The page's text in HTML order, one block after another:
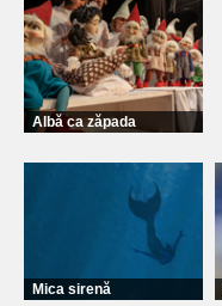
Albă ca zăpada
Mica sirenă